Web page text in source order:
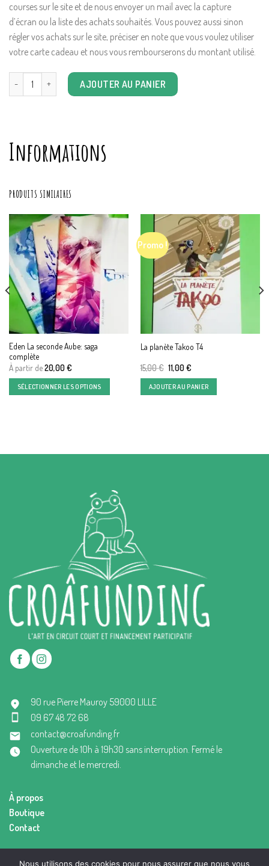
courses sur le site et de nous envoyer un mail avec la capture
d’écran ou la liste des achats souhaités. Vous pouvez aussi sinon
régler vos achats sur le site, préciser en note que vous voulez utiliser
votre carte cadeau et nous vous rembourserons du montant utilisé.
quantité de Carte cadeau montant au choix
AJOUTER AU PANIER
Informations
PRODUITS SIMILAIRES
Eden La seconde Aube: saga
complète
À partir de20,00€
SÉLECTIONNER LES OPTIONS
Promo !
La planète Takoo T4
15,00€ Le
prix
initial
était :
15,00 €.
11,00€Le
actuel
est :
11,00 €.
AJOUTER AU PANIER
90 rue Pierre Mauroy 59000 LILLE
09 67 48 72 68
contact@croafunding.fr
Ouverture de 10h à 19h30 sans interruption. Fermé le
dimanche et le mercredi.
À propos
Boutique
Contact
Mentions légales
Nous utilisons des cookies pour nous assurer que nous vous